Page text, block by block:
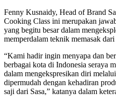
Fenny Kusnaidy, Head of Brand
Cooking Class ini merupakan
yang begitu besar dalam
memperdalam teknik memasak
“Kami hadir ingin menyapa dan
berbagai kota di Indonesia seraya
dalam mengekspresikan diri
dipermudah dengan kehadiran
saji dari Sasa,” katanya dalam